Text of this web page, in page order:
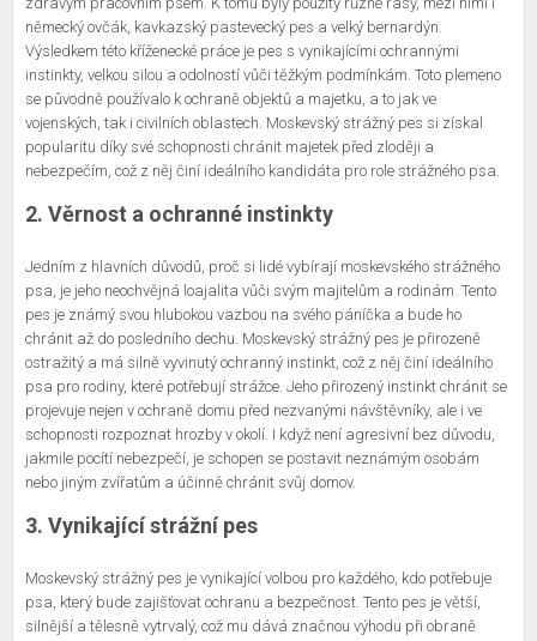
německý ovčák, kavkazský pastevecký pes a velký bernardýn.
Výsledkem této kříženecké práce je pes s vynikajícími ochrannými
instinkty, velkou silou a odolností vůči těžkým podmínkám. Toto plemeno
se původně používalo k ochraně objektů a majetku, a to jak ve
vojenských, tak i civilních oblastech. Moskevský strážný pes si získal
popularitu díky své schopnosti chránit majetek před zloději a
nebezpečím, což z něj činí ideálního kandidáta pro role strážného psa.
2. Věrnost a ochranné instinkty
Jedním z hlavních důvodů, proč si lidé vybírají moskevského strážného
psa, je jeho neochvějná loajalita vůči svým majitelům a rodinám. Tento
pes je známý svou hlubokou vazbou na svého páníčka a bude ho
chránit až do posledního dechu. Moskevský strážný pes je přirozeně
ostražitý a má silně vyvinutý ochranný instinkt, což z něj činí ideálního
psa pro rodiny, které potřebují strážce. Jeho přirozený instinkt chránit se
projevuje nejen v ochraně domu před nezvanými návštěvníky, ale i ve
schopnosti rozpoznat hrozby v okolí. I když není agresivní bez důvodu,
jakmile pocítí nebezpečí, je schopen se postavit neznámým osobám
nebo jiným zvířatům a účinně chránit svůj domov.
3. Vynikající strážní pes
Moskevský strážný pes je vynikající volbou pro každého, kdo potřebuje
psa, který bude zajišťovat ochranu a bezpečnost. Tento pes je větší,
silnější a tělesně vytrvalý, což mu dává značnou výhodu při obraně